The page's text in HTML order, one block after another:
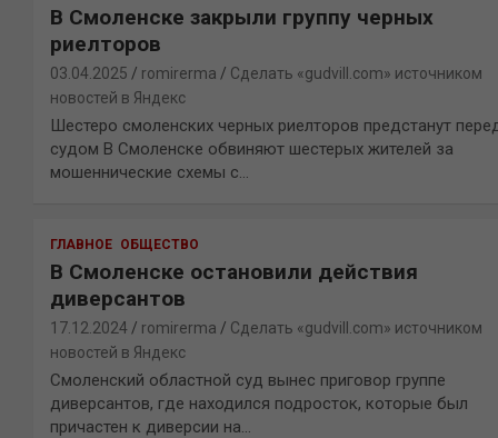
В Смоленске закрыли группу черных
риелторов
03.04.2025 romirerma
Сделать «gudvill.com» источником
новостей в Яндекс
Шестеро смоленских черных риелторов предстанут
судом В Смоленске обвиняют шестерых жителей за
мошеннические схемы с…
ГЛАВНОЕ ОБЩЕСТВО
В Смоленске остановили действия
диверсантов
17.12.2024 romirerma
Сделать «gudvill.com» источником
новостей в Яндекс
Смоленский областной суд вынес приговор группе
диверсантов, где находился подросток, которые был
причастен к диверсии на…